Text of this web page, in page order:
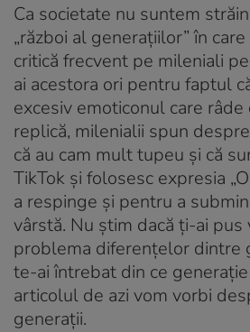
Ca societate nu suntem
„război al generațiilor” în
critică frecvent pe mileniali
ai acestora ori pentru faptul
excesiv emoticonul care râde
replică, milenialii spun
că au cam mult tupeu și că
TikTok și folosesc expresia
a respinge și pentru a
vârstă. Nu știm dacă ți-ai pus
problema diferențelor dintre
te-ai întrebat din ce
articolul de azi vom vorbi
generații.